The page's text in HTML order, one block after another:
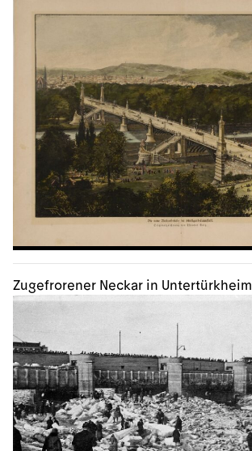
Zugefrorener Neckar in Untertürkheim